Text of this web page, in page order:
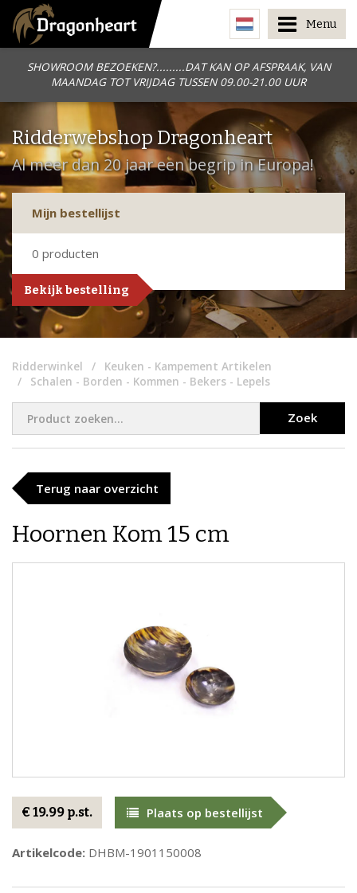
SHOWROOM BEZOEKEN?.........DAT KAN OP AFSPRAAK, VAN
MAANDAG TOT VRIJDAG TUSSEN 09.00-21.00 UUR
Menu
Ridderwebshop Dragonheart
Al meer dan 20 jaar een begrip in Europa!
Mijn bestellijst
0 producten
Bekijk bestelling
Ridderwinkel
Keuken - Kampement Artikelen
Schalen - Borden - Kommen - Bekers - Lepels
Zoek
Terug naar overzicht
Hoornen Kom 15 cm
€ 19.99 p.st. Plaats op bestellijst
Artikelcode: DHBM-1901150008